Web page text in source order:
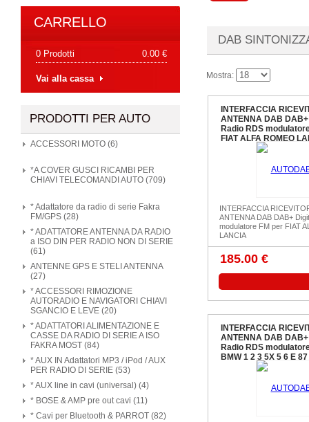
PRODOTTI PER AUTO
ACCESSORI MOTO (6)
*A COVER GUSCI RICAMBI PER
CHIAVI TELECOMANDI AUTO (709)
* Adattatore da radio di serie Fakra
FM/GPS (28)
* ADATTATORE ANTENNA DA RADIO
a ISO DIN PER RADIO NON DI SERIE
(61)
ANTENNE GPS E STELI ANTENNA
(27)
* ACCESSORI RIMOZIONE
AUTORADIO E NAVIGATORI CHIAVI
SGANCIO E LEVE (20)
* ADATTATORI ALIMENTAZIONE E
CASSE DA RADIO DI SERIE A ISO
FAKRA MOST (84)
* AUX IN Adattatori MP3 / iPod / AUX
PER RADIO DI SERIE (53)
* AUX line in cavi (universal) (4)
* BOSE & AMP pre out cavi (11)
* Cavi per Bluetooth & PARROT (82)
CARRELLO
0 Prodotti 0.00 €
Vai alla cassa
DAB
Mostra:
INTERFACCIA
ANTENNA DAB
Radio RDS
FIAT ALFA ROMEO
INTERFACCIA
ANTENNA DAB DAB+
modulatore FM per FIAT
LANCIA
185.00 €
INTERFACCIA
ANTENNA DAB
Radio RDS
BMW 1 2 3 5X 5 6 E